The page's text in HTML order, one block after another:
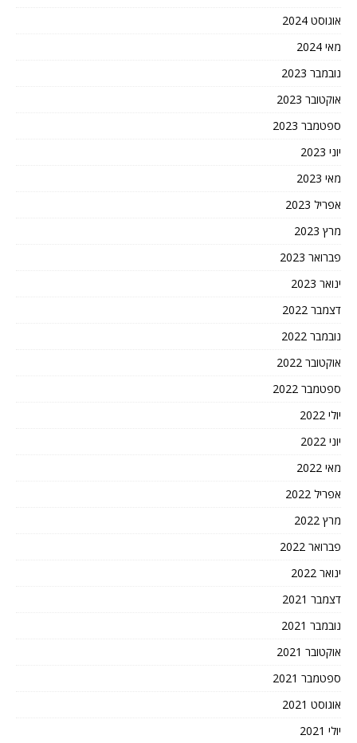
אוגוסט 2024
מאי 2024
נובמבר 2023
אוקטובר 2023
ספטמבר 2023
יוני 2023
מאי 2023
אפריל 2023
מרץ 2023
פברואר 2023
ינואר 2023
דצמבר 2022
נובמבר 2022
אוקטובר 2022
ספטמבר 2022
יולי 2022
יוני 2022
מאי 2022
אפריל 2022
מרץ 2022
פברואר 2022
ינואר 2022
דצמבר 2021
נובמבר 2021
אוקטובר 2021
ספטמבר 2021
אוגוסט 2021
יולי 2021